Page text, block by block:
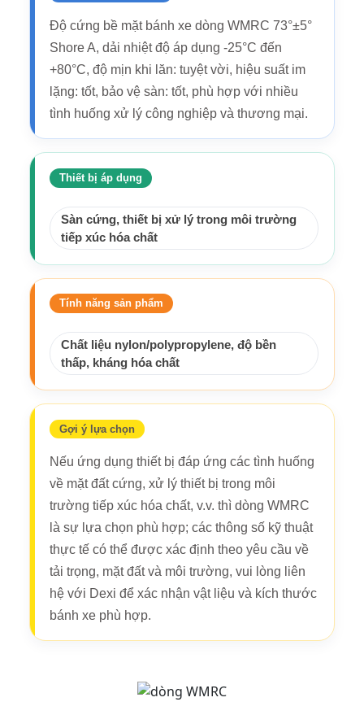
Độ cứng bề mặt bánh xe dòng WMRC 73°±5°
Shore A, dải nhiệt độ áp dụng -25°C đến
+80°C, độ mịn khi lăn: tuyệt vời, hiệu suất im
lặng: tốt, bảo vệ sàn: tốt, phù hợp với nhiều
tình huống xử lý công nghiệp và thương mại.
Thiết bị áp dụng
Sàn cứng, thiết bị xử lý trong môi trường
tiếp xúc hóa chất
Tính năng sản phẩm
Chất liệu nylon/polypropylene, độ bền
thấp, kháng hóa chất
Gợi ý lựa chọn
Nếu ứng dụng thiết bị đáp ứng các tình huống
về mặt đất cứng, xử lý thiết bị trong môi
trường tiếp xúc hóa chất, v.v. thì dòng WMRC
là sự lựa chọn phù hợp; các thông số kỹ thuật
thực tế có thể được xác định theo yêu cầu về
tải trọng, mặt đất và môi trường, vui lòng liên
hệ với Dexi để xác nhận vật liệu và kích thước
bánh xe phù hợp.